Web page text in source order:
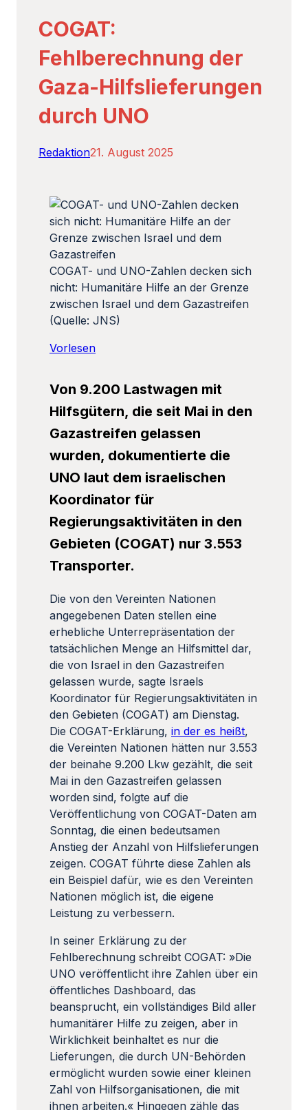
COGAT:
Fehlberechnung der
Gaza-Hilfslieferungen
durch UNO
Redaktion21. August 2025
COGAT- und UNO-Zahlen decken sich
nicht: Humanitäre Hilfe an der Grenze
zwischen Israel und dem Gazastreifen
(Quelle: JNS)
Vorlesen
Von 9.200 Lastwagen mit
Hilfsgütern, die seit Mai in den
Gazastreifen gelassen
wurden, dokumentierte die
UNO laut dem israelischen
Koordinator für
Regierungsaktivitäten in den
Gebieten (COGAT) nur 3.553
Transporter.
Die von den Vereinten Nationen
angegebenen Daten stellen eine
erhebliche Unterrepräsentation der
tatsächlichen Menge an Hilfsmittel dar,
die von Israel in den Gazastreifen
gelassen wurde, sagte Israels
Koordinator für Regierungsaktivitäten in
den Gebieten (COGAT) am Dienstag.
Die COGAT-Erklärung, in der es heißt,
die Vereinten Nationen hätten nur 3.553
der beinahe 9.200 Lkw gezählt, die seit
Mai in den Gazastreifen gelassen
worden sind, folgte auf die
Veröffentlichung von COGAT-Daten am
Sonntag, die einen bedeutsamen
Anstieg der Anzahl von Hilfslieferungen
zeigen. COGAT führte diese Zahlen als
ein Beispiel dafür, wie es den Vereinten
Nationen möglich ist, die eigene
Leistung zu verbessern.
In seiner Erklärung zu der
Fehlberechnung schreibt COGAT: »Die
UNO veröffentlicht ihre Zahlen über ein
öffentliches Dashboard, das
beansprucht, ein vollständiges Bild aller
humanitärer Hilfe zu zeigen, aber in
Wirklichkeit beinhaltet es nur die
Lieferungen, die durch UN-Behörden
ermöglicht wurden sowie einer kleinen
Zahl von Hilfsorganisationen, die mit
ihnen arbeiten.« Hingegen zähle das